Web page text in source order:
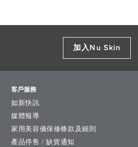
加入Nu Skin
客戶服務
如新快訊
媒體報導
家用美容儀保修條款及細則
產品停售 / 缺貨通知